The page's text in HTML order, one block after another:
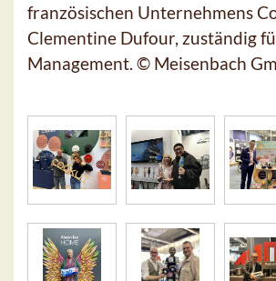
französischen Unternehmens
Clementine Dufour, zuständig
Management. © Meisenbach